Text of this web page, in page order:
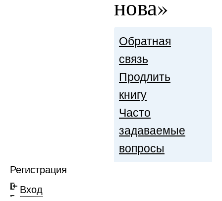
нова»
Обратная
связь
Продлить
книгу
Часто
задаваемые
вопросы
Регистрация
Вход